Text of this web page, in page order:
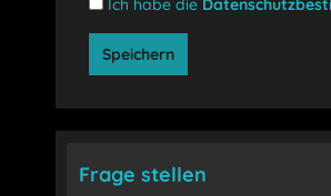
Ich habe die
Speichern
Frage stellen